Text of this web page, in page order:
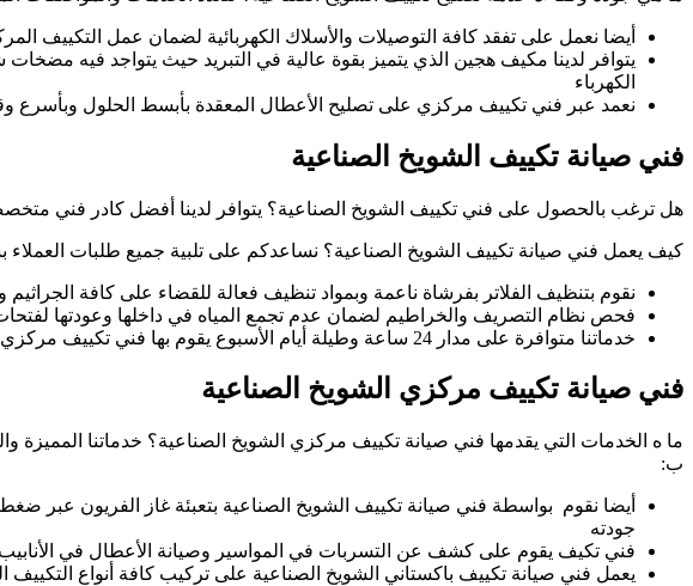
أيضا نعمل على تفقد كافة التوصيلات والأسلاك الكهربائية لضمان عمل التكييف
يتوافر لدينا مكيف هجين الذي يتميز بقوة عالية في التبريد حيث يتواجد فيه
الكهرباء
نعمد عبر فني تكييف مركزي على تصليح الأعطال المعقدة بأبسط الحلول وبأسرع
فني صيانة تكييف الشويخ الصناعية
هل ترغب بالحصول على فني تكييف الشويخ الصناعية؟ يتوافر لدينا أفضل كادر فني
كيف يعمل فني صيانة تكييف الشويخ الصناعية؟ نساعدكم على تلبية جميع طلبات العملاء
نقوم بتنظيف الفلاتر بفرشاة ناعمة وبمواد تنظيف فعالة للقضاء على كافة الجراثيم
فحص نظام التصريف والخراطيم لضمان عدم تجمع المياه في داخلها وعودتها
خدماتنا متوافرة على مدار 24 ساعة وطيلة أيام الأسبوع يقوم بها فني تكييف مركزي مختص لصيانة سامسونج وصيانة توشيبا في اسواق الشويخ الصناعية بفضل خدمة تصليح تكييف الشويخ الصناعية
فني صيانة تكييف مركزي الشويخ الصناعية
ما ه الخدمات التي يقدمها فني صيانة تكييف مركزي الشويخ الصناعية؟ خدماتنا
ب:
أيضا نقوم بواسطة فني صيانة تكييف الشويخ الصناعية بتعبئة غاز الفريون عبر
جودته
فني تكيف يقوم على كشف عن التسربات في المواسير وصيانة الأعطال في
يعمل فني صيانة تكييف باكستاني الشويخ الصناعية على تركيب كافة أنواع التكييف